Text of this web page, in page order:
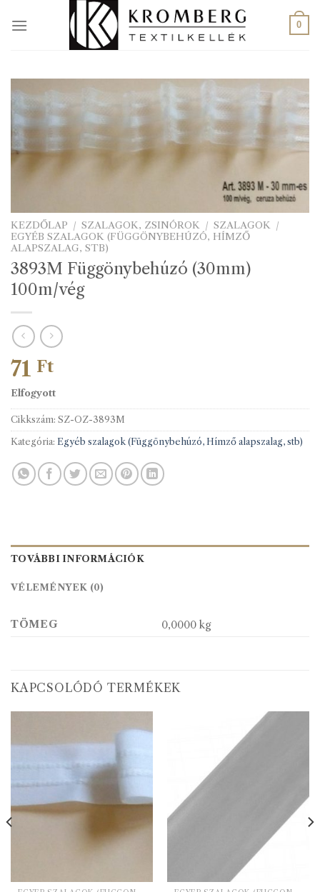
0
KEZDŐLAP / SZALAGOK, ZSINÓROK / SZALAGOK /
EGYÉB SZALAGOK (FÜGGÖNYBEHÚZÓ, HÍMZŐ
ALAPSZALAG, STB)
3893M Függönybehúzó (30mm)
100m/vég
71 Ft
Elfogyott
Cikkszám: SZ-OZ-3893M
Kategória: Egyéb szalagok (Függönybehúzó, Hímző alapszalag, stb)
TOVÁBBI INFORMÁCIÓK
VÉLEMÉNYEK (0)
TÖMEG 0,0000 kg
KAPCSOLÓDÓ TERMÉKEK